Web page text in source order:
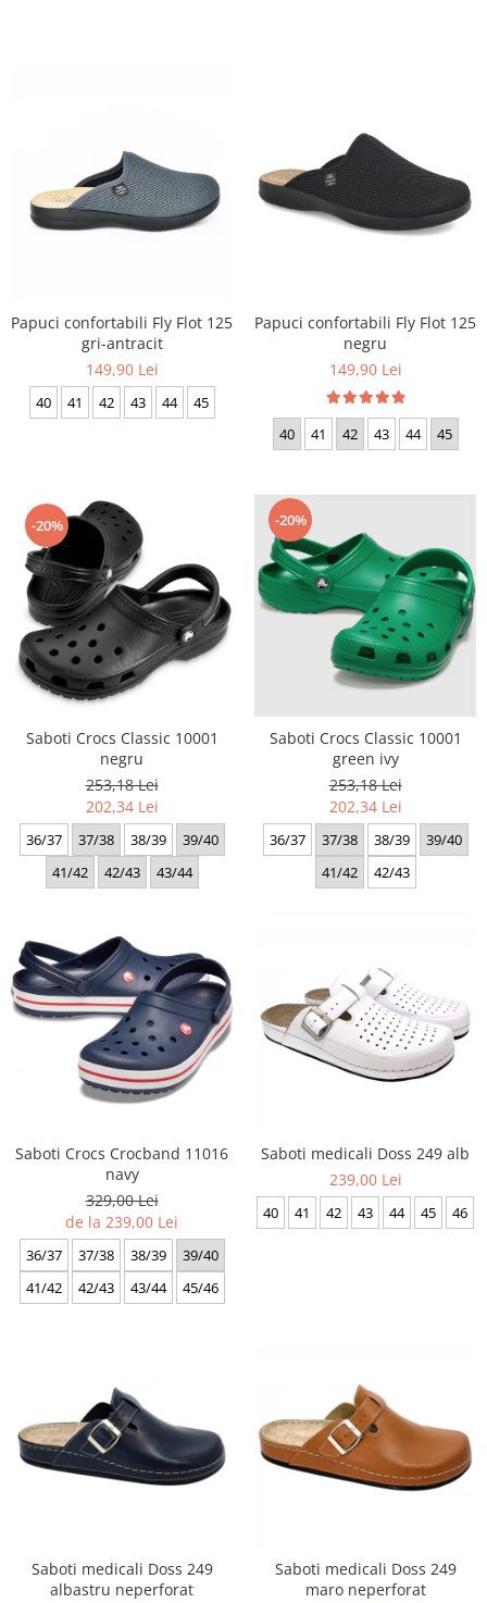
Papuci confortabili Fly Flot 125
gri-antracit
149,90 Lei
40 41 42 43 44 45
Papuci confortabili Fly Flot 125
negru
149,90 Lei
40 41 42 43 44 45
-20%
Saboti Crocs Classic 10001
negru
253,18 Lei
202,34 Lei
36/37 37/38 38/39
39/40
41/42
42/43 43/44
-20%
Saboti Crocs Classic 10001
green ivy
253,18 Lei
202,34 Lei
36/37 37/38 38/39
39/40
41/42
42/43
Saboti Crocs Crocband 11016
navy
329,00 Lei
de la 239,00 Lei
36/37 37/38 38/39
39/40
41/42
42/43 43/44 45/46
Saboti medicali Doss 249 alb
239,00 Lei
40 41 42 43 44 45 46
Saboti medicali Doss 249
albastru neperforat
Saboti medicali Doss 249
maro neperforat